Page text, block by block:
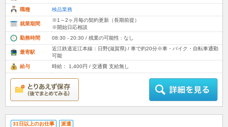
職種 検品業務
就業期間
※1～2ヶ月毎の契約更新（長期前提）
※開始日応相談
勤務時間
08:30 - 20:30 / 残業の可能性 : なし
最寄駅
近江鉄道近江本線：日野(滋賀県) / 車で約20分※車・バイク・自転車通勤
可能
給与
時給： 1,400円 / 交通費 支給無し
31日以上のお仕事 派遣